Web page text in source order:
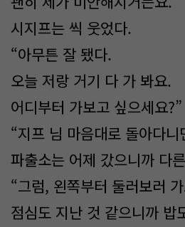
시지프는 씩 웃었다.
“아무튼 잘 됐다.
오늘 저랑 거기 다 가 봐요.
어디부터 가보고 싶으세요?”
“지프 님 마음대로 돌아다
파출소는 어제 갔으니까 다
“그럼, 왼쪽부터 둘러보러
점심도 지난 것 같으니까 밥